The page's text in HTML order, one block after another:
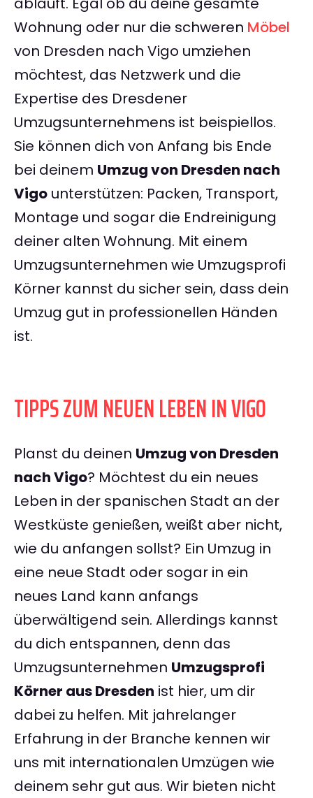
Wohnung oder nur die schweren Möbel
von Dresden nach Vigo umziehen
möchtest, das Netzwerk und die
Expertise des Dresdener
Umzugsunternehmens ist beispiellos.
Sie können dich von Anfang bis Ende
bei deinem Umzug von Dresden nach
Vigo unterstützen: Packen, Transport,
Montage und sogar die Endreinigung
deiner alten Wohnung. Mit einem
Umzugsunternehmen wie Umzugsprofi
Körner kannst du sicher sein, dass dein
Umzug gut in professionellen Händen
ist.
TIPPS ZUM NEUEN LEBEN IN VIGO
Planst du deinen Umzug von Dresden
nach Vigo? Möchtest du ein neues
Leben in der spanischen Stadt an der
Westküste genießen, weißt aber nicht,
wie du anfangen sollst? Ein Umzug in
eine neue Stadt oder sogar in ein
neues Land kann anfangs
überwältigend sein. Allerdings kannst
du dich entspannen, denn das
Umzugsunternehmen Umzugsprofi
Körner aus Dresden ist hier, um dir
dabei zu helfen. Mit jahrelanger
Erfahrung in der Branche kennen wir
uns mit internationalen Umzügen wie
deinem sehr gut aus. Wir bieten nicht